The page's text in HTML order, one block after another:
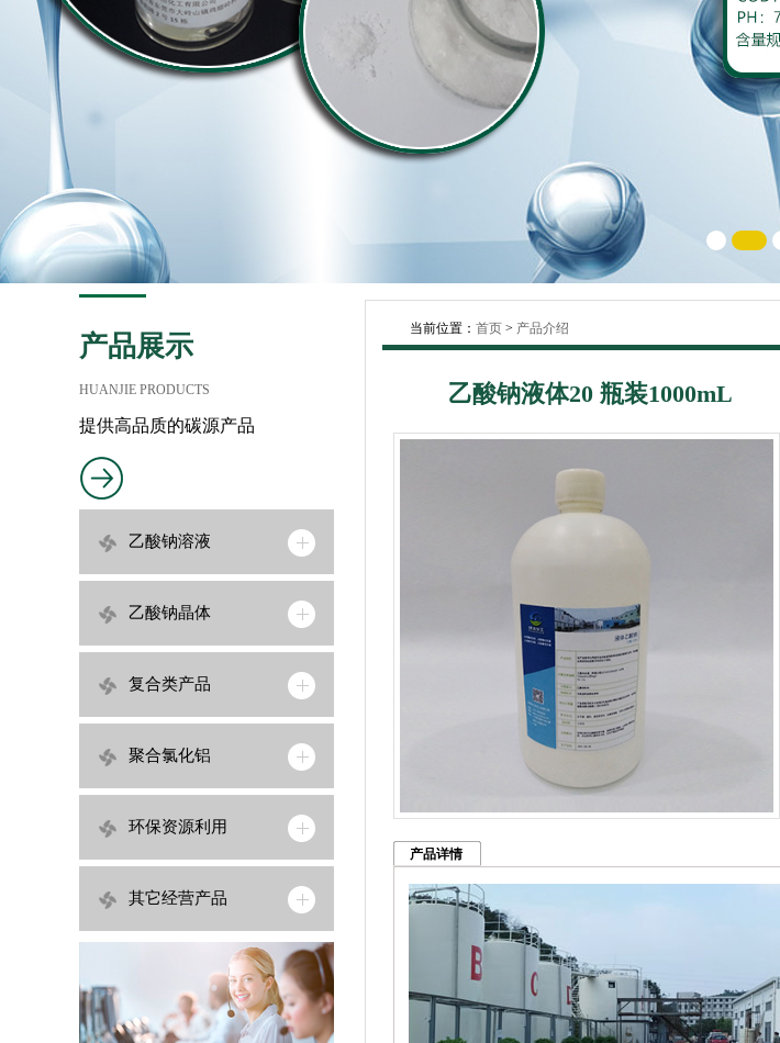
产品展示
HUANJIE PRODUCTS
提供高品质的碳源产品
乙酸钠溶液
乙酸钠晶体
复合类产品
聚合氯化铝
环保资源利用
其它经营产品
当前位置： 首页 > 产品介绍
乙酸钠液体20 瓶装1000mL
产品详情